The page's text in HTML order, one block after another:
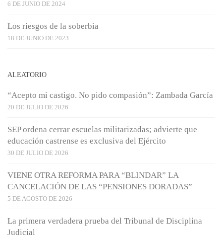
6 DE JUNIO DE 2024
Los riesgos de la soberbia
18 DE JUNIO DE 2023
ALEATORIO
“Acepto mi castigo. No pido compasión”: Zambada García
20 DE JULIO DE 2026
SEP ordena cerrar escuelas militarizadas; advierte que
educación castrense es exclusiva del Ejército
30 DE JULIO DE 2026
VIENE OTRA REFORMA PARA “BLINDAR” LA
CANCELACIÓN DE LAS “PENSIONES DORADAS”
5 DE AGOSTO DE 2026
La primera verdadera prueba del Tribunal de Disciplina
Judicial